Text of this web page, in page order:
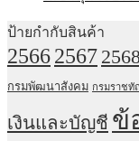
ป้ายกำกับสินค้า
25662567 2568
กรมพัฒนาสังคม กรมราช
เงินและบัญชี ข้